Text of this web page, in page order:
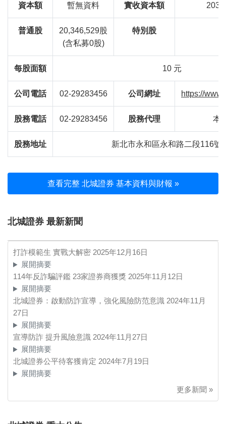
資本額 暫無資料 實收資本額
普通股
20,346,529股
(含私募0股)
特別股
每股面額 10 元
公司電話 02-29283456 公司網址 https://
股務電話 02-29283456 股務代理 本
股務地址 新北市永和區永和路二段116號
查看完整 北城證券 基本資料與財報 »
北城證券 最新新聞
打詐模範生 實戰大解密 2025年12月16日
展開摘要
114年反詐騙評鑑 23家證券商獲獎 2025年11月12日
展開摘要
北城證券：啟動防詐宣導，強化風險防范意識 2024年11月
27日
展開摘要
宣導防詐 提升風險意識 2024年11月27日
展開摘要
北城證券公平待客獲肯定 2024年7月19日
展開摘要
更多新聞 »